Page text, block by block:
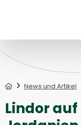
HomeNews und Artikel
Lindor auf